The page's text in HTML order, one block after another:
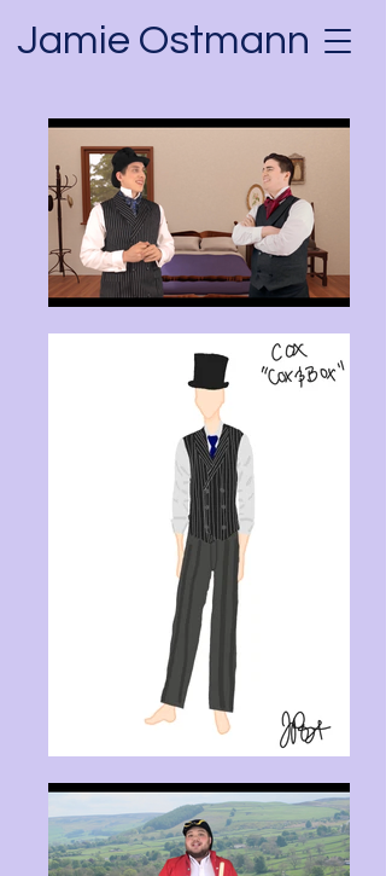
Jamie Ostmann